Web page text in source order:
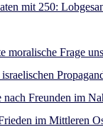
mit 250:
moralische Frage
Freunden im
im Mittleren